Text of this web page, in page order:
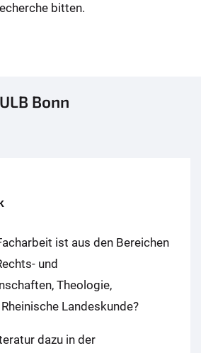
bitten.
Bonn
ist aus den Bereichen
und
Theologie,
Landeskunde?
dazu in der